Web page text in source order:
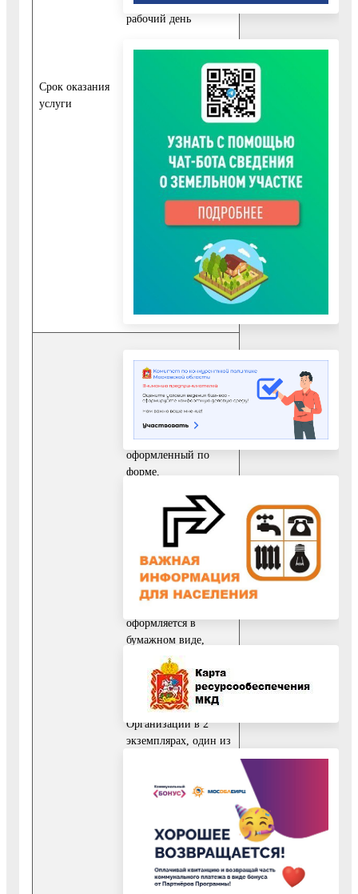
Cрок оказания
услуги
рабочий день
2. При обращении
посредством РПГУ
срок предоставления
2.1. 2 рабочих дня в
случае отсутствия
оснований для отказа
в предоставлении
2.2. 1 рабочий день
в случае отказа в
предоставлении
Результатом
предоставления
Услуги является:
1. Договор об
образовании,
оформленный по
форме,
разработанной
Организацией в
Гражданским
кодексом Российской
Федерации (далее –
оформляется в
бумажном виде,
подписывается
Заявителем и
Организацией и
заверяется печатью
Организации в 2
экземплярах, один из
хранится в
Договор считается
заключенным с даты
его подписания
двумя сторонами.